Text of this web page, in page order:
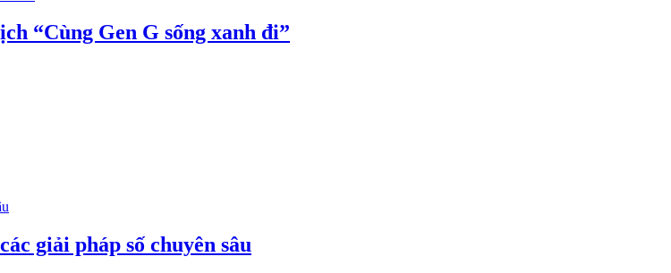
“Cùng Gen G sống xanh đi”
giải pháp số chuyên sâu